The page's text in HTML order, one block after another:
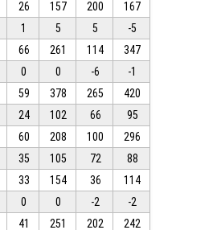
26 157 200
167
1 5 5
-5
66 261 114
347
0 0 -6
-1
59 378 265
420
24 102 66
95
60 208 100
296
35 105 72
88
33 154 36
114
0 0 -2
-2
41 251 202
242